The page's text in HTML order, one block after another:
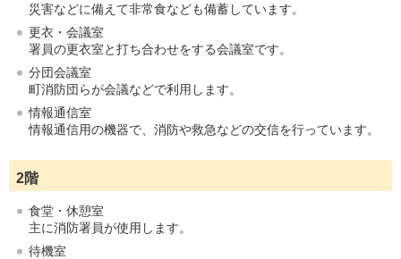
災害などに備えて非常食なども備蓄しています。
更衣・会議室
署員の更衣室と打ち合わせをする会議室です。
分団会議室
町消防団らが会議などで利用します。
情報通信室
情報通信用の機器で、消防や救急などの交信を行っています。
2階
食堂・休憩室
主に消防署員が使用します。
待機室